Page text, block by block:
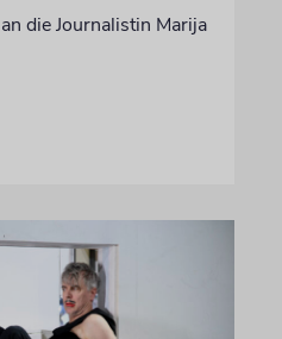
die Journalistin Marija